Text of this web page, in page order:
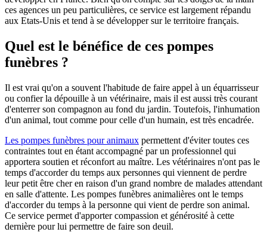
ces agences un peu particulières, ce service est largement répandu
aux Etats-Unis et tend à se développer sur le territoire français.
Quel est le bénéfice de ces pompes
funèbres ?
Il est vrai qu'on a souvent l'habitude de faire appel à un équarrisseur
ou confier la dépouille à un vétérinaire, mais il est aussi très courant
d'enterrer son compagnon au fond du jardin. Toutefois, l'inhumation
d'un animal, tout comme pour celle d'un humain, est très encadrée.
Les pompes funèbres pour animaux permettent d'éviter toutes ces
contraintes tout en étant accompagné par un professionnel qui
apportera soutien et réconfort au maître. Les vétérinaires n'ont pas le
temps d'accorder du temps aux personnes qui viennent de perdre
leur petit être cher en raison d'un grand nombre de malades attendant
en salle d'attente. Les pompes funèbres animalières ont le temps
d'accorder du temps à la personne qui vient de perdre son animal.
Ce service permet d'apporter compassion et générosité à cette
dernière pour lui permettre de faire son deuil.